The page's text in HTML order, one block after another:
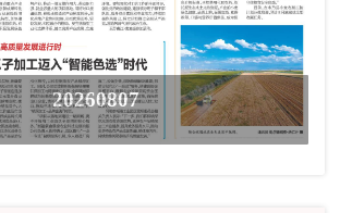
20260807